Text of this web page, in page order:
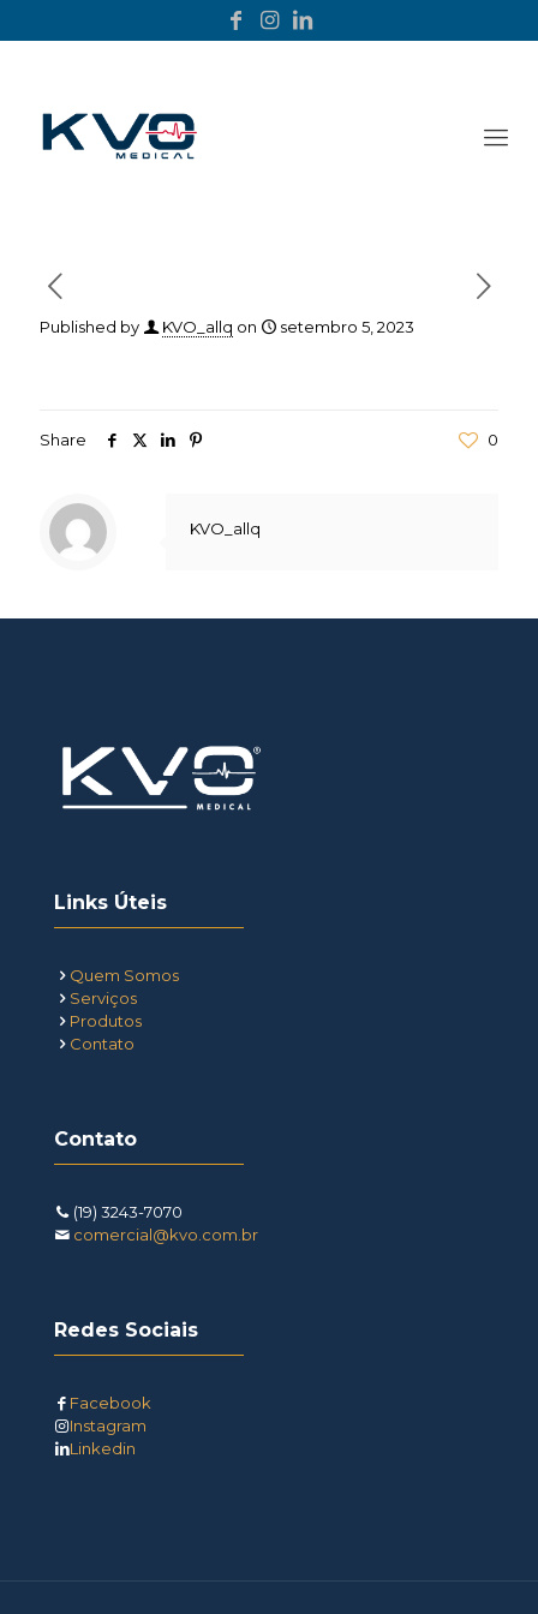
Published by KVO_allq on setembro 5, 2023
Share 0
KVO_allq
Links Úteis
Quem Somos
Serviços
Produtos
Contato
Contato
(19) 3243-7070
comercial@kvo.com.br
Redes Sociais
Facebook
Instagram
Linkedin